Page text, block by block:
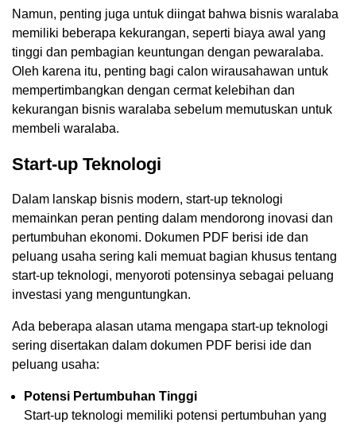
Namun, penting juga untuk diingat bahwa bisnis waralaba
memiliki beberapa kekurangan, seperti biaya awal yang
tinggi dan pembagian keuntungan dengan pewaralaba.
Oleh karena itu, penting bagi calon wirausahawan untuk
mempertimbangkan dengan cermat kelebihan dan
kekurangan bisnis waralaba sebelum memutuskan untuk
membeli waralaba.
Start-up Teknologi
Dalam lanskap bisnis modern, start-up teknologi
memainkan peran penting dalam mendorong inovasi dan
pertumbuhan ekonomi. Dokumen PDF berisi ide dan
peluang usaha sering kali memuat bagian khusus tentang
start-up teknologi, menyoroti potensinya sebagai peluang
investasi yang menguntungkan.
Ada beberapa alasan utama mengapa start-up teknologi
sering disertakan dalam dokumen PDF berisi ide dan
peluang usaha:
Potensi Pertumbuhan Tinggi
Start-up teknologi memiliki potensi pertumbuhan yang